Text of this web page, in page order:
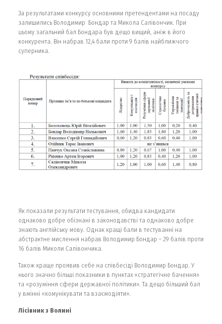
За результатами конкурсу основними претендентами на посаду
залишились Володимир Бондар та Микола Салівончик. При
цьому загальний бал Бондара був дещо вищий, аніж в його
конкурента. Він набрав 12,4 бали проти 9 балів найближчого
суперника.
Як показали результати тестування, обидва кандидати
однаково добре обізнані в законодавстві та однаково добре
знають англійську мову. Однак кращі бали в тестуванні на
абстрактне мислення набрав Володимир Бондар – 29 балів проти
16 балів Миколи Салівончика.
Також краще проявив себе на співбесіді Володимир Бондар. У
нього значно більші показники в пунктах «стратегічне бачення»
та «розуміння сфери державної політики». Та дещо більший бал
у вмінні «комунікувати та взаємодіяти».
Лісівник з Волині